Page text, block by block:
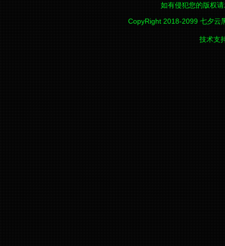
如有侵犯您的版权
CopyRight 2018-2099 七夕云
技术支